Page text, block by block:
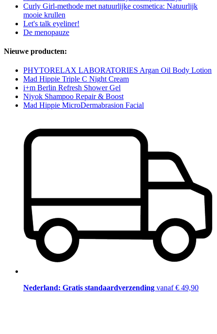
Curly Girl-methode met natuurlijke cosmetica: Natuurlijk
mooie krullen
Let's talk eyeliner!
De menopauze
Nieuwe producten:
PHYTORELAX LABORATORIES Argan Oil Body Lotion
Mad Hippie Triple C Night Cream
i+m Berlin Refresh Shower Gel
Niyok Shampoo Repair & Boost
Mad Hippie MicroDermabrasion Facial
Nederland: Gratis standaardverzending vanaf € 49,90